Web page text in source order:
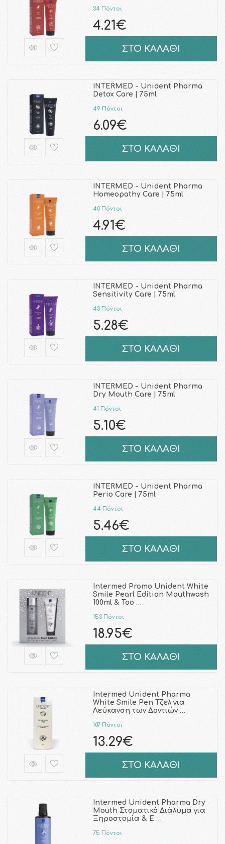
34 Πόντοι
4.21€
ΣΤΟ ΚΑΛΑΘΙ
INTERMED - Unident Pharma
Detox Care | 75ml
49 Πόντοι
6.09€
ΣΤΟ ΚΑΛΑΘΙ
INTERMED - Unident Pharma
Homeopathy Care | 75ml
40 Πόντοι
4.91€
ΣΤΟ ΚΑΛΑΘΙ
INTERMED - Unident Pharma
Sensitivity Care | 75ml
43 Πόντοι
5.28€
ΣΤΟ ΚΑΛΑΘΙ
INTERMED - Unident Pharma
Dry Mouth Care | 75ml
41 Πόντοι
5.10€
ΣΤΟ ΚΑΛΑΘΙ
INTERMED - Unident Pharma
Perio Care | 75ml
44 Πόντοι
5.46€
ΣΤΟ ΚΑΛΑΘΙ
Intermed Promo Unident White
Smile Pearl Edition Mouthwash
100ml & Too …
153 Πόντοι
18.95€
ΣΤΟ ΚΑΛΑΘΙ
Intermed Unident Pharma
White Smile Pen Τζελ για
Λεύκανση των Δοντιών …
107 Πόντοι
13.29€
ΣΤΟ ΚΑΛΑΘΙ
Intermed Unident Pharma Dry
Mouth Στοματικό Διάλυμα για
Ξηροστομία & Ε …
75 Πόντοι